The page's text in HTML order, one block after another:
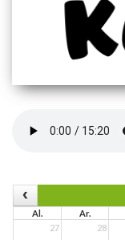
Al. Ar.
27
28